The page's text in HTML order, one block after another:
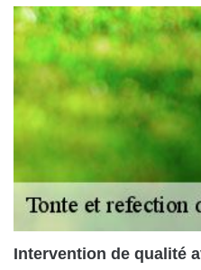
Intervention de qualité